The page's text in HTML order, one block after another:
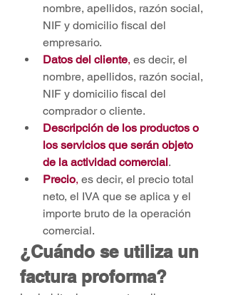
nombre, apellidos, razón social,
NIF y domicilio fiscal del
empresario.
Datos del cliente, es decir, el
nombre, apellidos, razón social,
NIF y domicilio fiscal del
comprador o cliente.
Descripción de los productos o
los servicios que serán objeto
de la actividad comercial.
Precio, es decir, el precio total
neto, el IVA que se aplica y el
importe bruto de la operación
comercial.
¿Cuándo se utiliza un
factura proforma?